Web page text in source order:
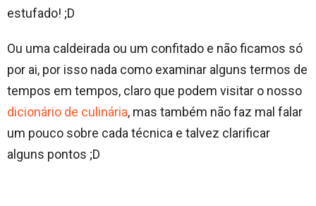
estufado! ;D
Ou uma caldeirada ou um confitado e não ficamos só
por ai, por isso nada como examinar alguns termos de
tempos em tempos, claro que podem visitar o nosso
dicionário de culinária, mas também não faz mal falar
um pouco sobre cada técnica e talvez clarificar
alguns pontos ;D